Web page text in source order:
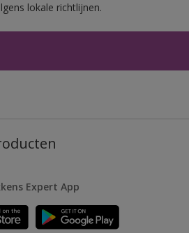
lokale richtlijnen.
Expert App